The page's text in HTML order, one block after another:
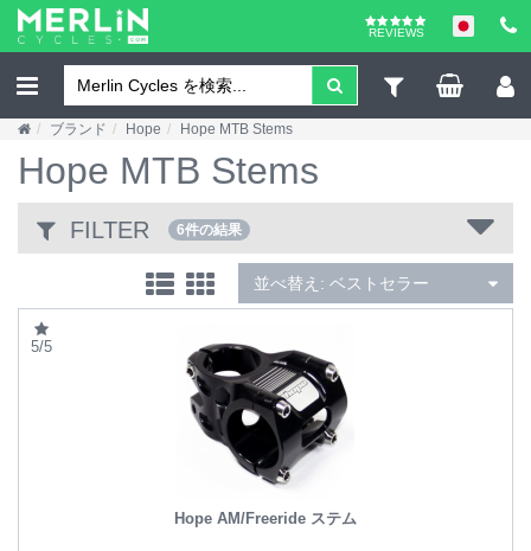
REVIEWS
ブランド Hope Hope MTB Stems
Hope MTB Stems
FILTER 6件の結果
並べ替え: ベストセラー
5/5
Hope AM/Freeride ステム